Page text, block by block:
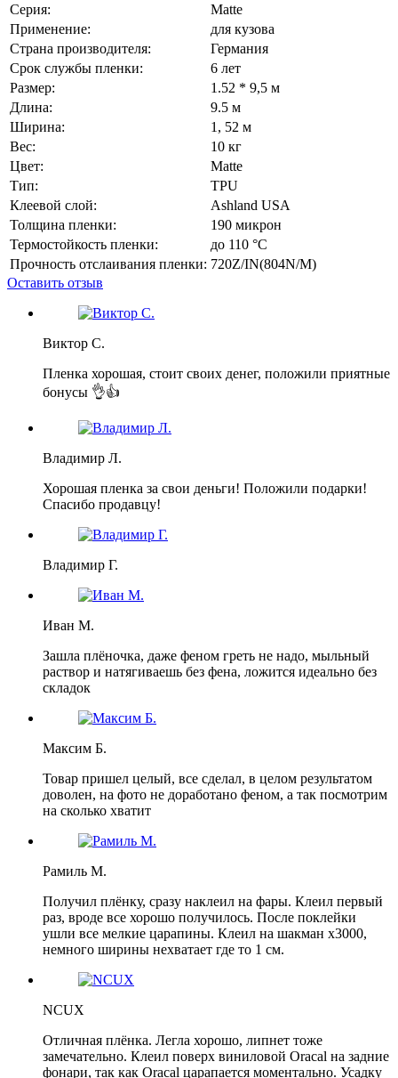
Серия:
Matte
Применение:
для кузова
Страна производителя:
Германия
Срок службы пленки:
6 лет
Размер:
1.52 * 9,5 м
Длина:
9.5 м
Ширина:
1, 52 м
Вес:
10 кг
Цвет:
Matte
Тип:
TPU
Клеевой слой:
Ashland USA
Толщина пленки:
190 микрон
Термостойкость пленки:
до 110 °C
Прочность отслаивания пленки: 720Z/IN(804N/M)
Оставить отзыв
Виктор С.
Пленка хорошая, стоит своих денег, положили приятные
бонусы 👌👍
Владимир Л.
Хорошая пленка за свои деньги! Положили подарки!
Спасибо продавцу!
Владимир Г.
Иван М.
Зашла плёночка, даже феном греть не надо, мыльный
раствор и натягиваешь без фена, ложится идеально без
складок
Максим Б.
Товар пришел целый, все сделал, в целом результатом
доволен, на фото не доработано феном, а так посмотрим
на сколько хватит
Рамиль М.
Получил плёнку, сразу наклеил на фары. Клеил первый
раз, вроде все хорошо получилось. После поклейки
ушли все мелкие царапины. Клеил на шакман х3000,
немного ширины нехватает где то 1 см.
NCUX
Отличная плёнка. Легла хорошо, липнет тоже
замечательно. Клеил поверх виниловой Oracal на задние
фонари, так как Oracal царапается моментально. Усадку